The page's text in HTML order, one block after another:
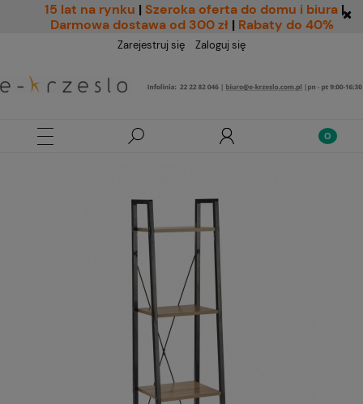
15 lat na rynku | Szeroka oferta do domu i biura |
Darmowa dostawa od 300 zł | Rabaty do 40%
Zarejestruj się Zaloguj się